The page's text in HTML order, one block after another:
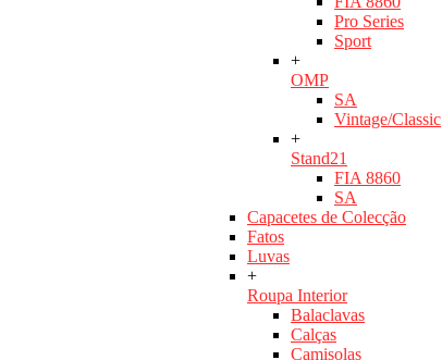
Pro Series
Sport
+
OMP
SA
Vintage/Classic
+
Stand21
FIA 8860
SA
Capacetes de Colecção
Fatos
Luvas
+
Roupa Interior
Balaclavas
Calças
Camisolas